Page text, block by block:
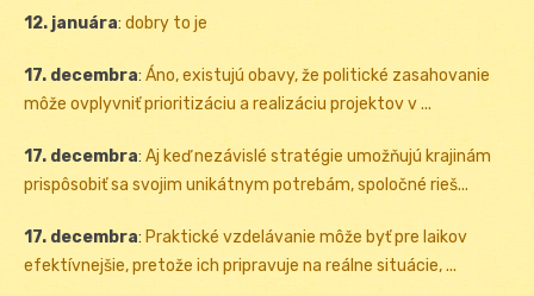
12. januára: dobry to je
17. decembra: Áno, existujú obavy, že politické zasahovanie
môže ovplyvniť prioritizáciu a realizáciu projektov v ...
17. decembra: Aj keď nezávislé stratégie umožňujú krajinám
prispôsobiť sa svojim unikátnym potrebám, spoločné rieš...
17. decembra: Praktické vzdelávanie môže byť pre laikov
efektívnejšie, pretože ich pripravuje na reálne situácie, ...